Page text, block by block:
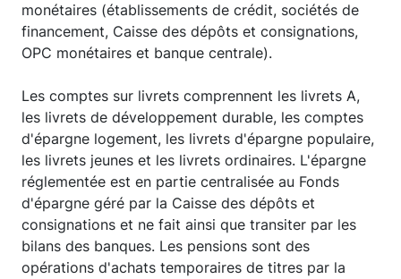
monétaires (établissements de crédit, sociétés de
financement, Caisse des dépôts et consignations,
OPC monétaires et banque centrale).
Les comptes sur livrets comprennent les livrets A,
les livrets de développement durable, les comptes
d'épargne logement, les livrets d'épargne populaire,
les livrets jeunes et les livrets ordinaires. L'épargne
réglementée est en partie centralisée au Fonds
d'épargne géré par la Caisse des dépôts et
consignations et ne fait ainsi que transiter par les
bilans des banques. Les pensions sont des
opérations d'achats temporaires de titres par la